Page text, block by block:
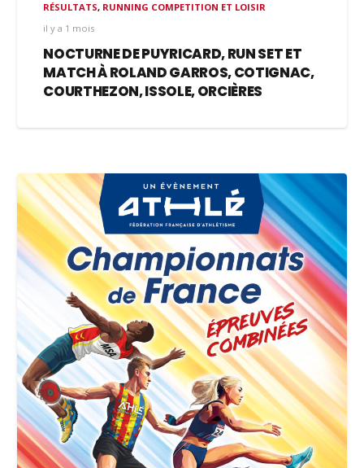
RÉSULTATS, RUNNING COMPETITION ET LOISIR
il y a 1 mois
NOCTURNE DE PUYRICARD, RUN SET ET
MATCH À ROLAND GARROS, COTIGNAC,
COURTHEZON, ISSOLE, ORCIÈRES